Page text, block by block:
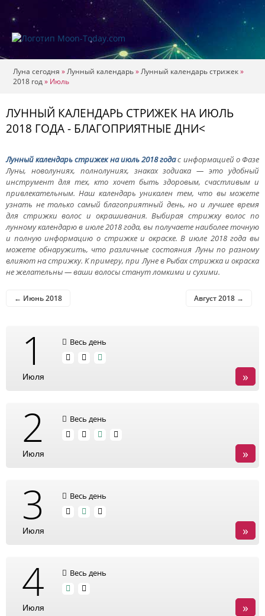
Луна сегодня »Лунный календарь»Лунный календарь стрижек»
2018 год» Июль
ЛУННЫЙ КАЛЕНДАРЬ СТРИЖЕК НА ИЮЛЬ
2018 ГОДА - БЛАГОПРИЯТНЫЕ ДНИ<
Лунный календарь стрижек на июль 2018 годас информацией о Фазе
Луны, новолуниях, полнолуниях, знаках зодиака — это удобный
инструмент для тех, кто хочет быть здоровым, счастливым и
привлекательным. Наш календарь уникален тем, что вы можете
узнать не только самый благоприятный день, но и лучшее время
для стрижки волос и окрашивания. Выбирая стрижку волос по
лунному календарю в июле 2018 года, вы получаете наиболее точную
и полную информацию о стрижке и окраске. В июле 2018 года вы
можете обнаружить, что различные состояния Луны по разному
влияют на стрижку. К примеру, при Луне в Рыбах стрижка и окраска
не желательны — ваши волосы станут ломкими и сухими.
← Июнь 2018 Август 2018 →
1
Июля
Весь день
»
2
Июля
Весь день
»
3
Июля
Весь день
»
4
Июля
Весь день
»